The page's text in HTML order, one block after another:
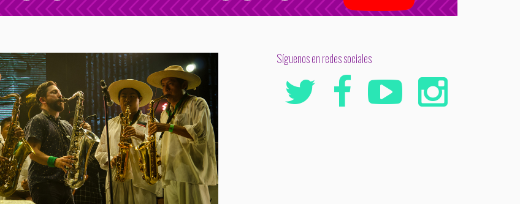
Síguenos en redes sociales